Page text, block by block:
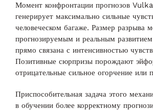
Момент конфронтации прогнозов
генерирует максимально сильные
человеческом багаже. Размер разрыва
прогнозируемым и реальным развитием
прямо связана с интенсивностью
Позитивные сюрпризы порождают
отрицательные сильное огорчение или
Приспособительная задача этого
в обучении более корректному